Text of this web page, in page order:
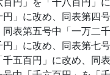
」に改め、同表第四
表第五号中「一万二
」に改め、同表第七
千五百円」に改め、